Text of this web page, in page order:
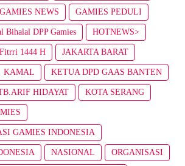
GAMIES NEWS GAMIES PEDULI
Bihalal DPP Gamies HOTNEWS>
1444 H JAKARTA BARAT
KAMAL KETUA DPD GAAS BANTEN
HIDAYAT KOTA SERANG
GAMIES INDONESIA
NASIONAL ORGANISASI